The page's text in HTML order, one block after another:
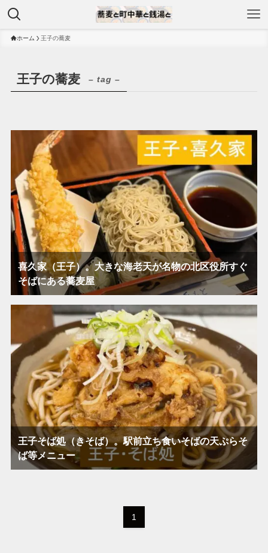
ホーム 王子の蕎麦
王子の蕎麦 – tag –
喜久家（王子）。大きな海老天が名物の北区役所すぐ
そばにある蕎麦屋
王子そば処（きそば）。駅前立ち食いそばの天ぷらそ
ば等メニュー
1